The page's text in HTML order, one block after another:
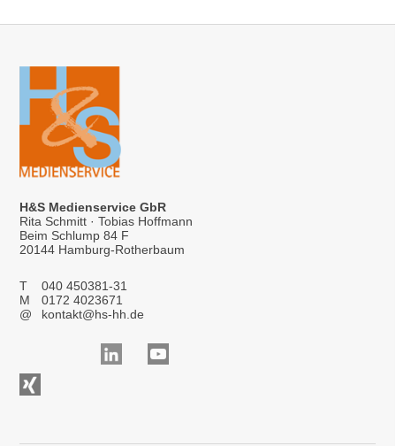
H&S Medienservice GbR
Rita Schmitt · Tobias Hoffmann
Beim Schlump 84 F
20144 Hamburg-Rotherbaum
T
040 450381-31
M
0172 4023671
@
kontakt@hs-hh.de